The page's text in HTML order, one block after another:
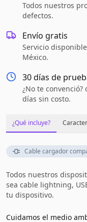
Todos nuestros
defectos.
Envío gratis
Servicio
México.
30 días de
¿No te
días sin costo.
¿Qué incluye?
Cable cargador
Todos nuestros
sea cable lightning,
tu dispositivo.
Cuidamos el medio